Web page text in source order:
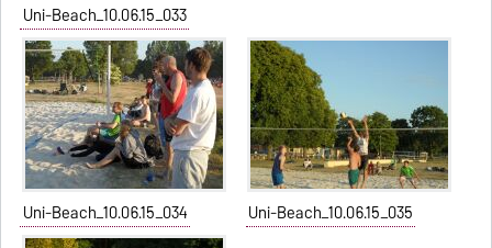
Uni-Beach_10.06.15_033
Uni-Beach_10.06.15_034 Uni-Beach_10.06.15_035